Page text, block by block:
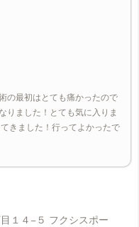
の最初はとても痛かったので
りました！とても気に入りま
きました！行ってよかったで
１４−５ フクシスポー